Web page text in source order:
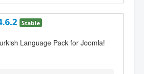
Stable
Language Pack for Joomla!